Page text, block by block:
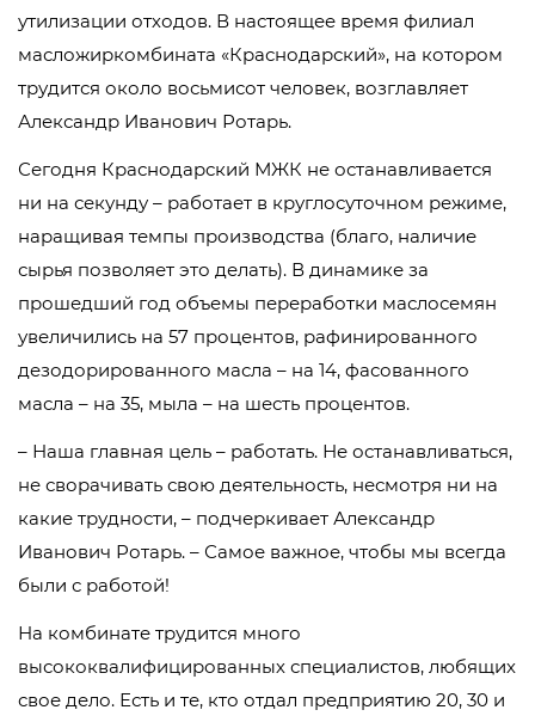
утилизации отходов. В настоящее время филиал
масложиркомбината «Краснодарский», на котором
трудится около восьмисот человек, возглавляет
Александр Иванович Ротарь.
Сегодня Краснодарский МЖК не останавливается
ни на секунду – работает в круглосуточном режиме,
наращивая темпы производства (благо, наличие
сырья позволяет это делать). В динамике за
прошедший год объемы переработки маслосемян
увеличились на 57 процентов, рафинированного
дезодорированного масла – на 14, фасованного
масла – на 35, мыла – на шесть процентов.
– Наша главная цель – работать. Не останавливаться,
не сворачивать свою деятельность, несмотря ни на
какие трудности, – подчеркивает Александр
Иванович Ротарь. – Самое важное, чтобы мы всегда
были с работой!
На комбинате трудится много
высококвалифицированных специалистов, любящих
свое дело. Есть и те, кто отдал предприятию 20, 30 и